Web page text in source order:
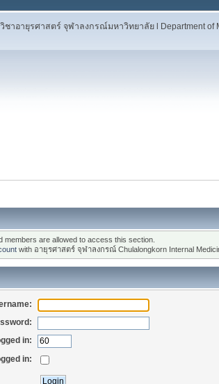
ชาอายุรศาสตร์ จุฬาลงกรณ์มหาวิทยาลัย l Department of
members are allowed to access this section.
with อายุรศาสตร์ จุฬาลงกรณ์ Chulalongkorn Internal
in:
in: